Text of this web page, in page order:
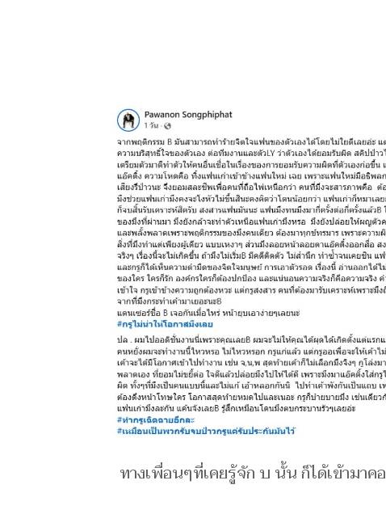
ทางเพื่อนๆที่เคยรู้จัก บ นั้น ก็ได้เข้ามา